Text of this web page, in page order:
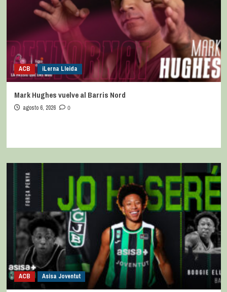
ACB iLerna Lleida
Mark Hughes vuelve al Barris Nord
agosto 6, 2026 0
ACB Asisa Joventut